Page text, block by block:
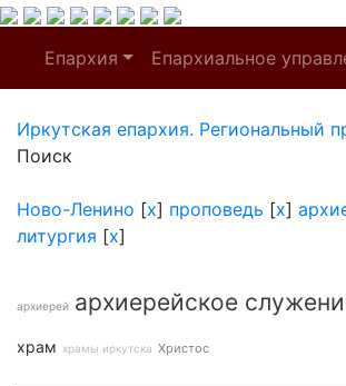
Епархия Епархиальное
Иркутская епархия. Региональный
Поиск
Ново-Ленино [x] проповедь [x]
литургия [x]
архиерей архиерейское
храм храмы иркутска Христос